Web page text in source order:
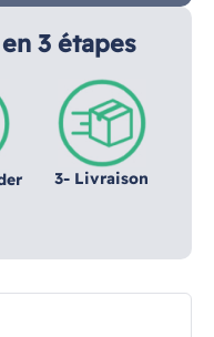
3 étapes
3- Livraison